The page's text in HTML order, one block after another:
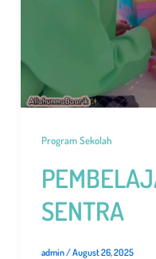
Program Sekolah
SENTRA
admin/August 26, 2025